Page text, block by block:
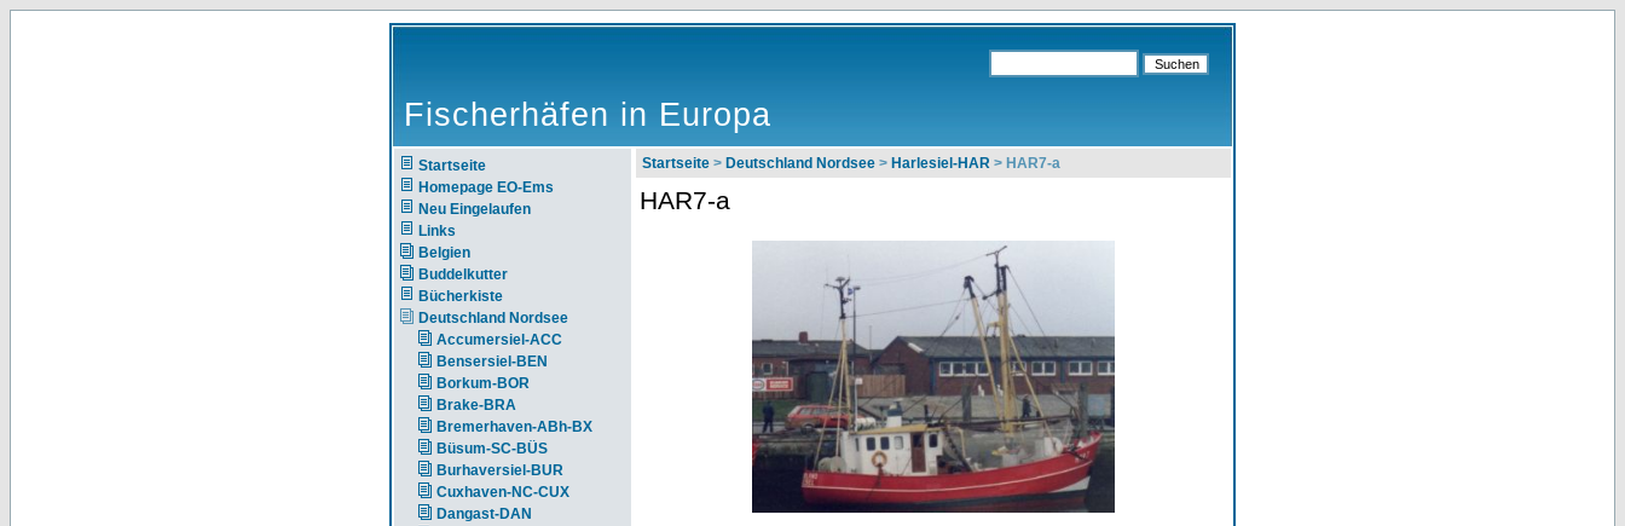
Fischerhäfen in Europa
Startseite
Homepage EO-Ems
Neu Eingelaufen
Links
Belgien
Buddelkutter
Bücherkiste
Deutschland Nordsee
Accumersiel-ACC
Bensersiel-BEN
Borkum-BOR
Brake-BRA
Bremerhaven-ABh-BX
Büsum-SC-BÜS
Burhaversiel-BUR
Cuxhaven-NC-CUX
Dangast-DAN
Startseite > Deutschland Nordsee > Harlesiel-HAR > HAR7-a
HAR7-a